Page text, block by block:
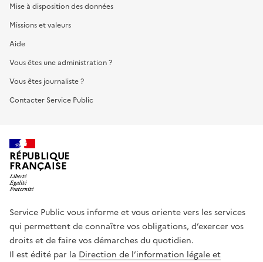
Mise à disposition des données
Missions et valeurs
Aide
Vous êtes une administration ?
Vous êtes journaliste ?
Contacter Service Public
RÉPUBLIQUE
FRANÇAISE
Service Public vous informe et vous oriente vers les services
qui permettent de connaître vos obligations, d’exercer vos
droits et de faire vos démarches du quotidien.
Il est édité par la Direction de l’information légale et